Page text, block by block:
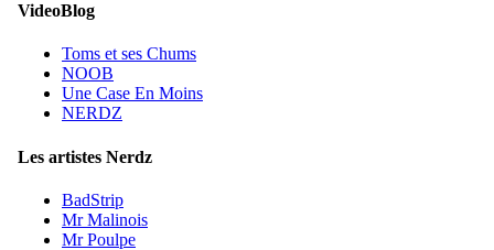
VideoBlog
Toms et ses Chums
NOOB
Une Case En Moins
NERDZ
Les artistes Nerdz
BadStrip
Mr Malinois
Mr Poulpe